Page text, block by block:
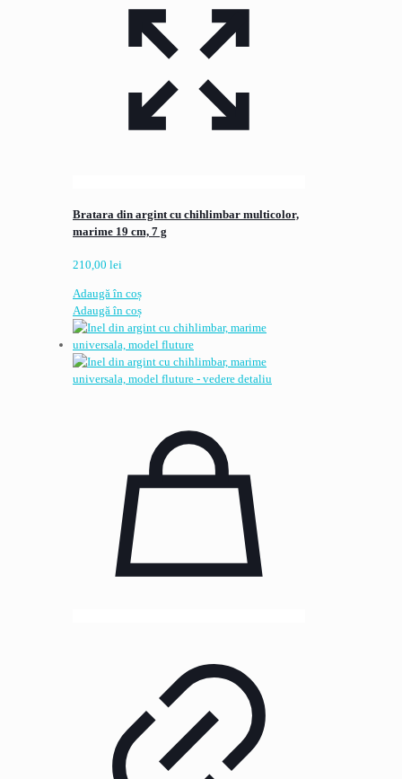
Bratara din argint cu chihlimbar multicolor,
marime 19 cm, 7 g
210,00 lei
Adaugă în coș
Adaugă în coș